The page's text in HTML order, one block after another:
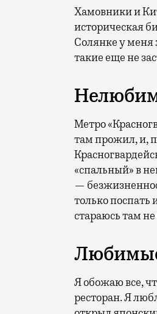
Хамовники и
историческая
Солянке у меня
такие еще не
Метро
там прожил, и,
«спальный» в
—
только поспать
стараюсь там
Я обожаю все,
ресторан. Я